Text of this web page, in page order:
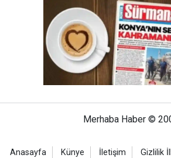
Merhaba Haber ©
Anasayfa Künye İletişim Gizlilik